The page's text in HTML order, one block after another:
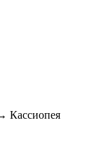
Кассиопея